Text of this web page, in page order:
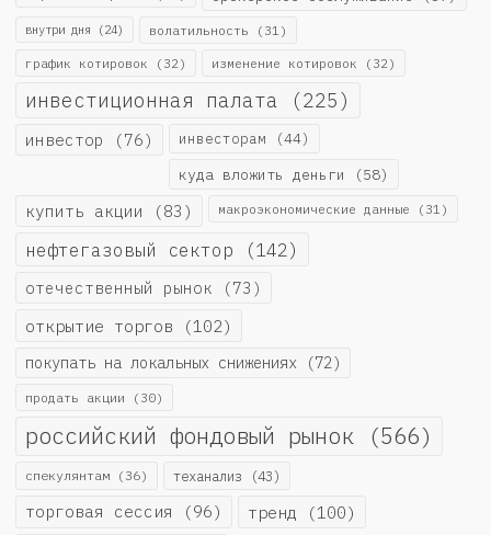
внутри дня (24) волатильность (31)
график котировок (32) изменение котировок (32)
инвестиционная палата (225)
инвестор (76) инвесторам (44)
куда вложить деньги (58)
купить акции (83) макроэкономические данные (31)
нефтегазовый сектор (142)
отечественный рынок (73)
открытие торгов (102)
покупать на локальных снижениях (72)
продать акции (30)
российский фондовый рынок (566)
спекулянтам (36) теханализ (43)
торговая сессия (96) тренд (100)